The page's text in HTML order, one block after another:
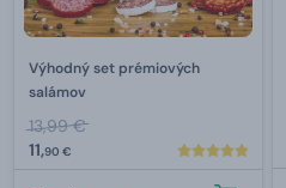
Výhodný set prémiových
salámov
13,99 €
11,90 €